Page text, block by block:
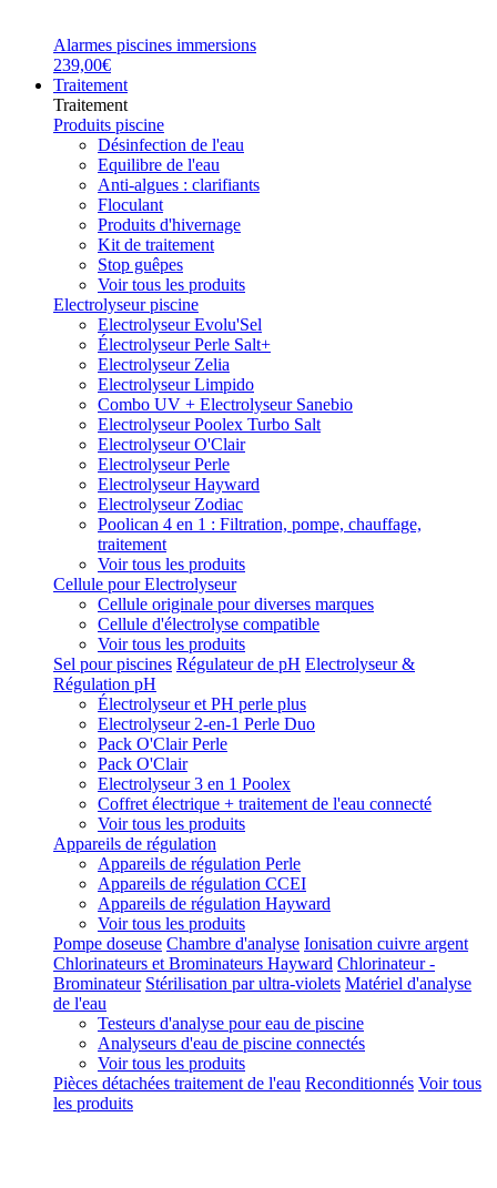
Alarmes piscines immersions
239,00€
Traitement
Traitement
Produits piscine
Désinfection de l'eau
Equilibre de l'eau
Anti-algues : clarifiants
Floculant
Produits d'hivernage
Kit de traitement
Stop guêpes
Voir tous les produits
Electrolyseur piscine
Electrolyseur Evolu'Sel
Électrolyseur Perle Salt+
Electrolyseur Zelia
Electrolyseur Limpido
Combo UV + Electrolyseur Sanebio
Electrolyseur Poolex Turbo Salt
Electrolyseur O'Clair
Electrolyseur Perle
Electrolyseur Hayward
Electrolyseur Zodiac
Poolican 4 en 1 : Filtration, pompe, chauffage,
traitement
Voir tous les produits
Cellule pour Electrolyseur
Cellule originale pour diverses marques
Cellule d'électrolyse compatible
Voir tous les produits
Sel pour piscines Régulateur de pH Electrolyseur &
Régulation pH
Électrolyseur et PH perle plus
Electrolyseur 2-en-1 Perle Duo
Pack O'Clair Perle
Pack O'Clair
Electrolyseur 3 en 1 Poolex
Coffret électrique + traitement de l'eau connecté
Voir tous les produits
Appareils de régulation
Appareils de régulation Perle
Appareils de régulation CCEI
Appareils de régulation Hayward
Voir tous les produits
Pompe doseuse Chambre d'analyse Ionisation cuivre argent
Chlorinateurs et Brominateurs Hayward Chlorinateur -
Brominateur Stérilisation par ultra-violets Matériel d'analyse
de l'eau
Testeurs d'analyse pour eau de piscine
Analyseurs d'eau de piscine connectés
Voir tous les produits
Pièces détachées traitement de l'eau Reconditionnés Voir tous
les produits